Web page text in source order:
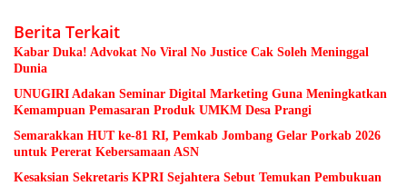
Berita Terkait
Kabar Duka! Advokat No Viral No Justice Cak Soleh Meninggal
Dunia
UNUGIRI Adakan Seminar Digital Marketing Guna Meningkatkan
Kemampuan Pemasaran Produk UMKM Desa Prangi
Semarakkan HUT ke-81 RI, Pemkab Jombang Gelar Porkab 2026
untuk Pererat Kebersamaan ASN
Kesaksian Sekretaris KPRI Sejahtera Sebut Temukan Pembukuan